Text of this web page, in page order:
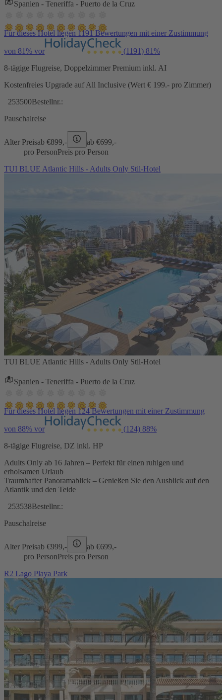
Spanien - Teneriffa - Puerto de la Cruz
Für dieses Hotel liegen 1191 Bewertungen mit einer Zustimmung
von 81% vor (1191) 81%
8-tägige Flugreise, Doppelzimmer Premium inkl. AI
Kostenfreies Upgrade auf All Inclusive (Wert € 199.- pro Zimmer)
253500Bestellnr.:
Pauschalreise
Alter Preisab €899,- ab €699,-
pro PersonPreis pro Person
TUI BLUE Atlantic Hills - Adults Only Stil-Hotel
TUI BLUE Atlantic Hills - Adults Only Stil-Hotel
Spanien - Teneriffa - Puerto de la Cruz
Für dieses Hotel liegen 124 Bewertungen mit einer Zustimmung
von 88% vor (124) 88%
8-tägige Flugreise, DZ inkl. HP
Adults Only ab 16 Jahren – Perfekt für einen ruhigen und
erholsamen Urlaub
Traumhafter Panoramablick – Genießen Sie den Ausblick auf den
Atlantik und den Teide
253538Bestellnr.:
Pauschalreise
Alter Preisab €999,- ab €699,-
pro PersonPreis pro Person
R2 Lago Playa Park